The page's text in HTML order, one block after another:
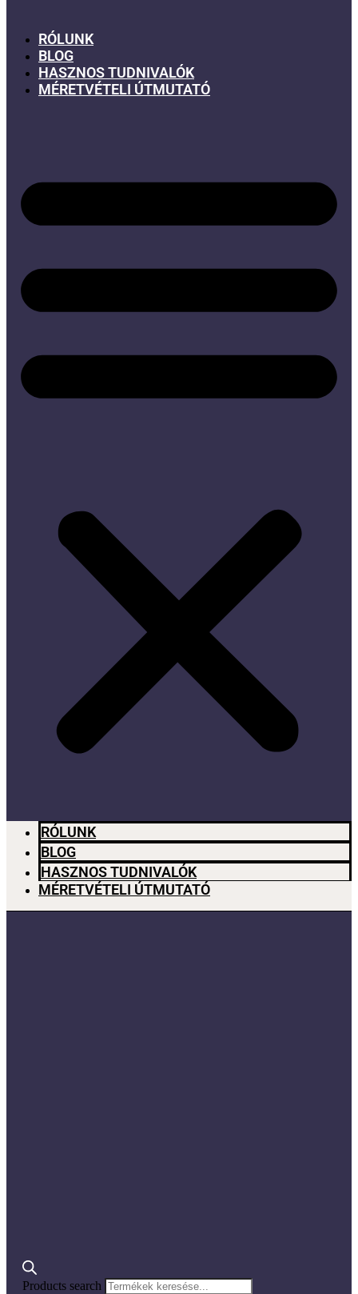
RÓLUNK
BLOG
HASZNOS TUDNIVALÓK
MÉRETVÉTELI ÚTMUTATÓ
RÓLUNK
BLOG
HASZNOS TUDNIVALÓK
MÉRETVÉTELI ÚTMUTATÓ
Products search